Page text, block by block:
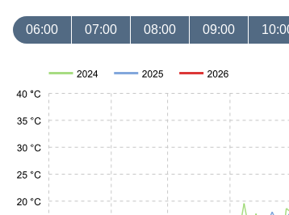
06:00 07:00 08:00 09:00